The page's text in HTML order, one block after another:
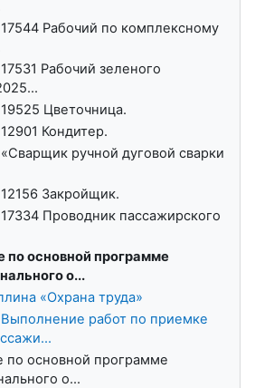
Рабочий по комплексному
Рабочий зеленого
Цветочница.
Кондитер.
ручной дуговой сварки
Закройщик.
Проводник пассажирского
по основной программе
о...
«Охрана труда»
работ по приемке
по основной программе
о...